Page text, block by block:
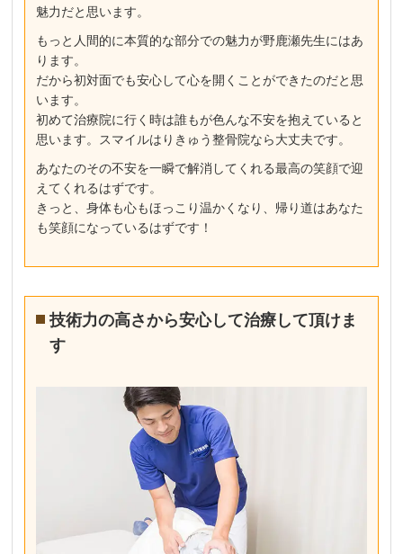
魅力だと思います。
もっと人間的に本質的な部分での魅力が野鹿瀬先生にはあ
ります。
だから初対面でも安心して心を開くことができたのだと思
います。
初めて治療院に行く時は誰もが色んな不安を抱えていると
思います。スマイルはりきゅう整骨院なら大丈夫です。
あなたのその不安を一瞬で解消してくれる最高の笑顔で迎
えてくれるはずです。
きっと、身体も心もほっこり温かくなり、帰り道はあなた
も笑顔になっているはずです！
技術力の高さから安心して治療して頂けま
す